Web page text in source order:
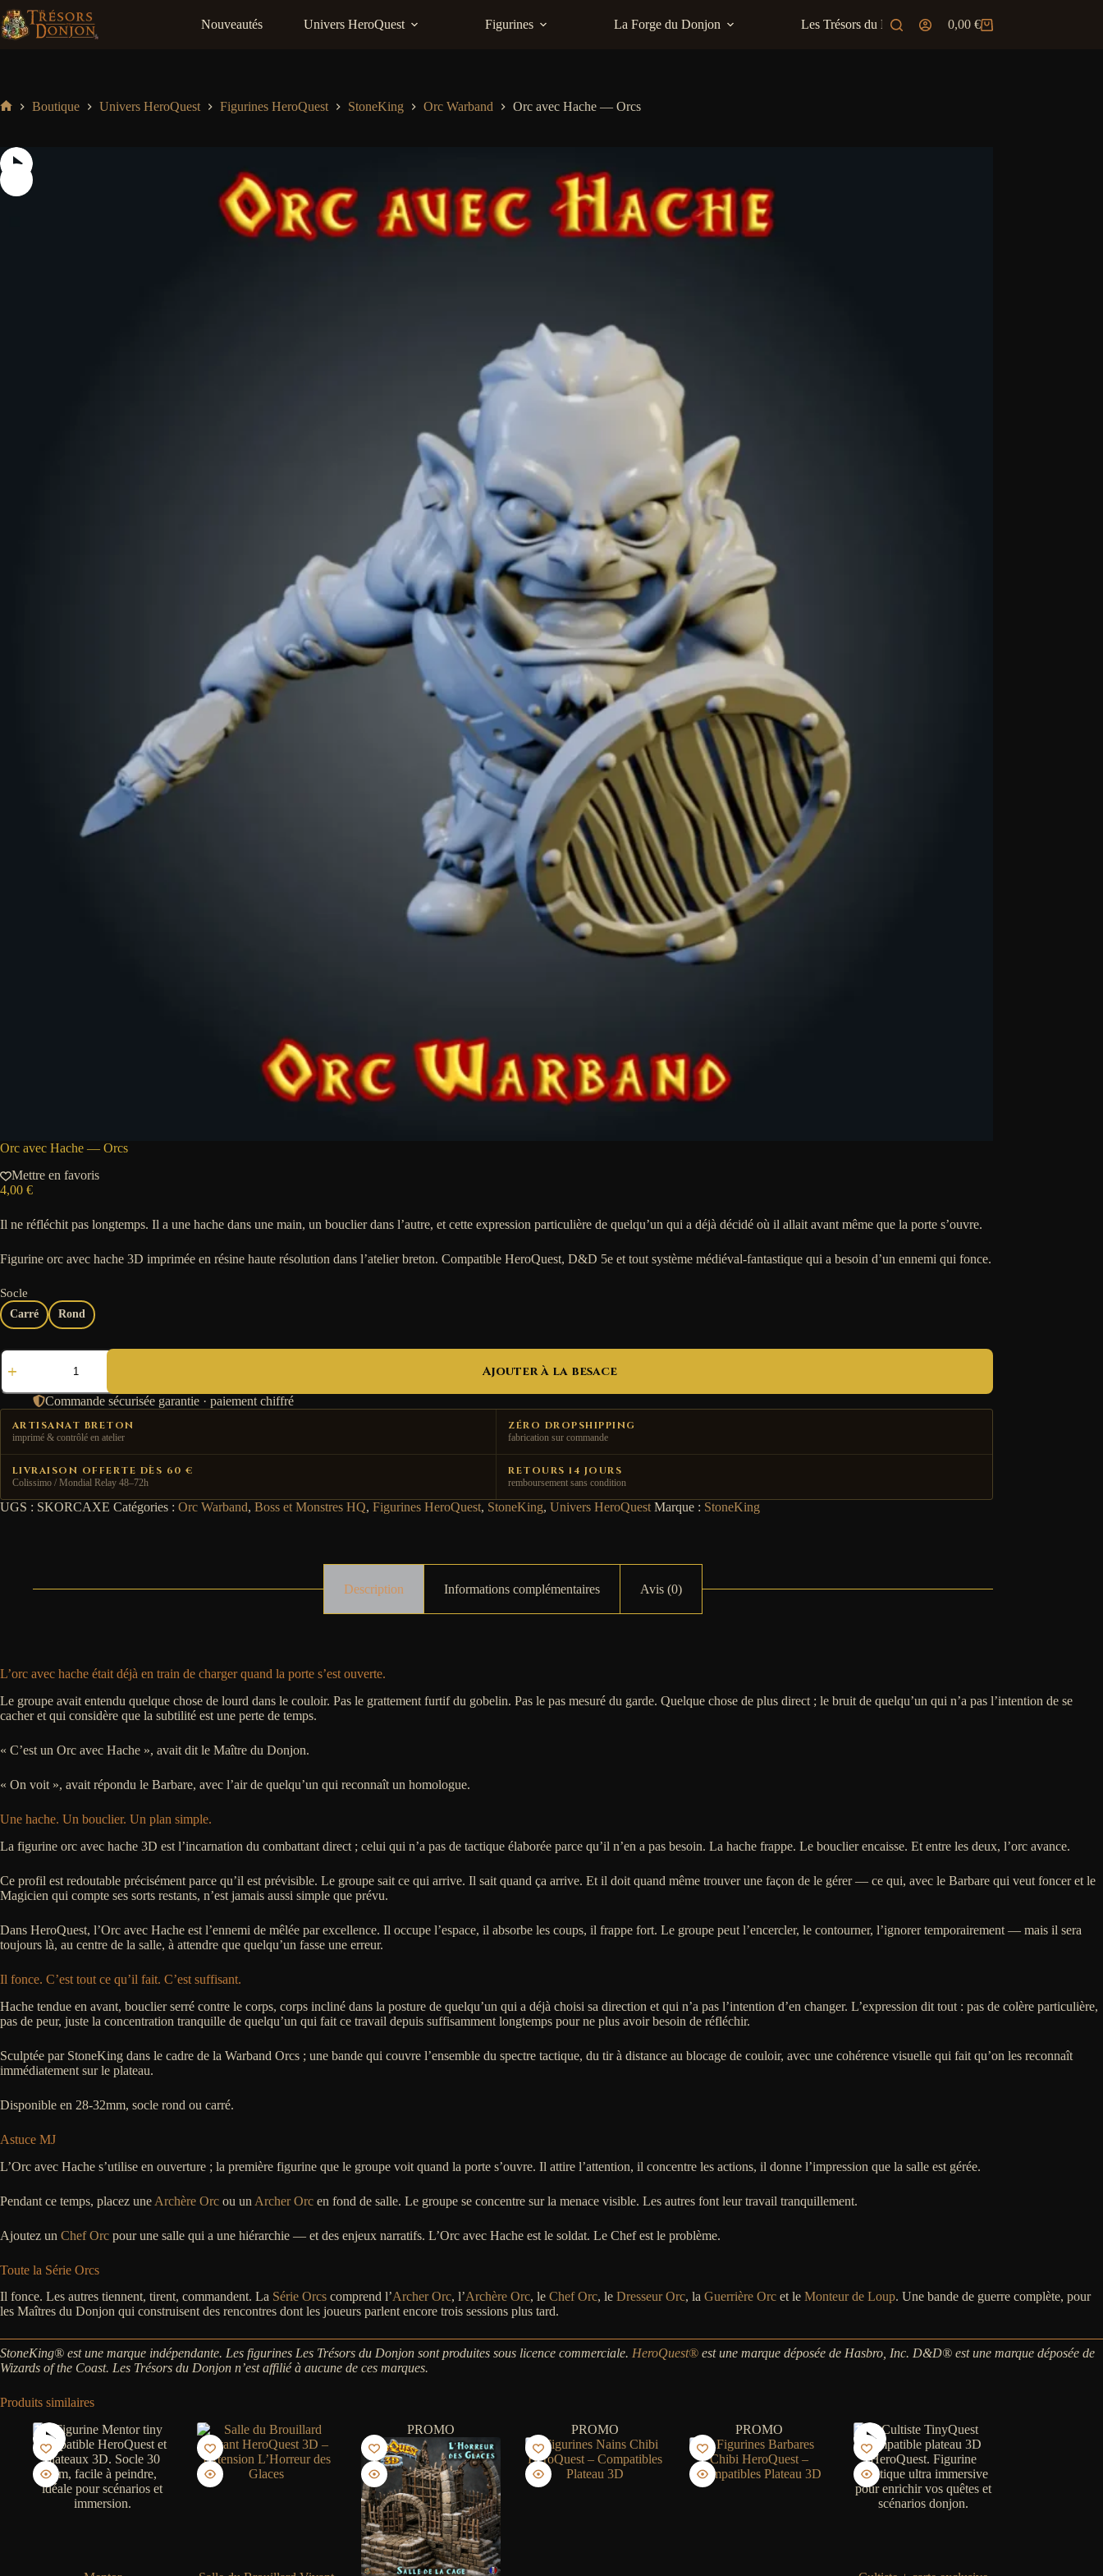
Passer
au
contenu
Nouveautés Univers HeroQuest Figurines La Forge du Donjon Les Trésors du Marchand
Panier
0,00 €
Boutique Univers HeroQuest Figurines HeroQuest StoneKing Orc Warband Orc avec Hache — Orcs
Orc avec Hache — Orcs
Mettre en favoris
4,00 €
Il ne réfléchit pas longtemps. Il a une hache dans une main, un bouclier dans l’autre, et cette expression particulière de quelqu’un qui a déjà décidé où il allait avant même que la porte s’ouvre.
Figurine orc avec hache 3D imprimée en résine haute résolution dans l’atelier breton. Compatible HeroQuest, D&D 5e et tout système médiéval-fantastique qui a besoin d’un ennemi qui fonce.
Socle
Carré Rond
quantité
de
avec
Hache
Orcs
Ajouter à la besace
Commande sécurisée garantie · paiement chiffré
ARTISANAT BRETON
imprimé & contrôlé en atelier
ZÉRO DROPSHIPPING
fabrication sur commande
LIVRAISON OFFERTE DÈS 60 €
Colissimo / Mondial Relay 48–72h
RETOURS 14 JOURS
remboursement sans condition
UGS : SKORCAXE Catégories : Orc Warband, Boss et Monstres HQ, Figurines HeroQuest, StoneKing, Univers HeroQuest Marque : StoneKing
Description Informations complémentaires Avis (0)
L’orc avec hache était déjà en train de charger quand la porte s’est ouverte.
Le groupe avait entendu quelque chose de lourd dans le couloir. Pas le grattement furtif du gobelin. Pas le pas mesuré du garde. Quelque chose de plus direct ; le bruit de quelqu’un qui n’a pas l’intention de se
cacher et qui considère que la subtilité est une perte de temps.
« C’est un Orc avec Hache », avait dit le Maître du Donjon.
« On voit », avait répondu le Barbare, avec l’air de quelqu’un qui reconnaît un homologue.
Une hache. Un bouclier. Un plan simple.
La figurine orc avec hache 3D est l’incarnation du combattant direct ; celui qui n’a pas de tactique élaborée parce qu’il n’en a pas besoin. La hache frappe. Le bouclier encaisse. Et entre les deux, l’orc avance.
Ce profil est redoutable précisément parce qu’il est prévisible. Le groupe sait ce qui arrive. Il sait quand ça arrive. Et il doit quand même trouver une façon de le gérer — ce qui, avec le Barbare qui veut foncer et le
Magicien qui compte ses sorts restants, n’est jamais aussi simple que prévu.
Dans HeroQuest, l’Orc avec Hache est l’ennemi de mêlée par excellence. Il occupe l’espace, il absorbe les coups, il frappe fort. Le groupe peut l’encercler, le contourner, l’ignorer temporairement — mais il sera
toujours là, au centre de la salle, à attendre que quelqu’un fasse une erreur.
Il fonce. C’est tout ce qu’il fait. C’est suffisant.
Hache tendue en avant, bouclier serré contre le corps, corps incliné dans la posture de quelqu’un qui a déjà choisi sa direction et qui n’a pas l’intention d’en changer. L’expression dit tout : pas de colère particulière,
pas de peur, juste la concentration tranquille de quelqu’un qui fait ce travail depuis suffisamment longtemps pour ne plus avoir besoin de réfléchir.
Sculptée par StoneKing dans le cadre de la Warband Orcs ; une bande qui couvre l’ensemble du spectre tactique, du tir à distance au blocage de couloir, avec une cohérence visuelle qui fait qu’on les reconnaît
immédiatement sur le plateau.
Disponible en 28-32mm, socle rond ou carré.
Astuce MJ
L’Orc avec Hache s’utilise en ouverture ; la première figurine que le groupe voit quand la porte s’ouvre. Il attire l’attention, il concentre les actions, il donne l’impression que la salle est gérée.
Pendant ce temps, placez une Archère Orc ou un Archer Orc en fond de salle. Le groupe se concentre sur la menace visible. Les autres font leur travail tranquillement.
Ajoutez un Chef Orc pour une salle qui a une hiérarchie — et des enjeux narratifs. L’Orc avec Hache est le soldat. Le Chef est le problème.
Toute la Série Orcs
Il fonce. Les autres tiennent, tirent, commandent. La Série Orcs comprend l’Archer Orc, l’Archère Orc, le Chef Orc, le Dresseur Orc, la Guerrière Orc et le Monteur de Loup. Une bande de guerre complète, pour
les Maîtres du Donjon qui construisent des rencontres dont les joueurs parlent encore trois sessions plus tard.
StoneKing® est une marque indépendante. Les figurines Les Trésors du Donjon sont produites sous licence commerciale. HeroQuest® est une marque déposée de Hasbro, Inc. D&D® est une marque déposée de
Wizards of the Coast. Les Trésors du Donjon n’est affilié à aucune de ces marques.
Produits similaires
PROMO PROMO PROMO